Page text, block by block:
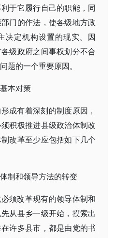
于它履行自己的职能，同
门的作法，使各级地方政
决定机构设置的现实。因
级政府之间事权划分不合
题的一个重要原因。
本对策
成有着深刻的制度原因，
积极推进县级政治体制改
改革至少应包括如下几个
制和领导方法的转变
须改革现有的领导体制和
从县乡一级开始，摸索出
许多县市，都是由党的书